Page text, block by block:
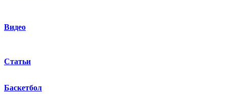
Видео
Статьи
Баскетбол